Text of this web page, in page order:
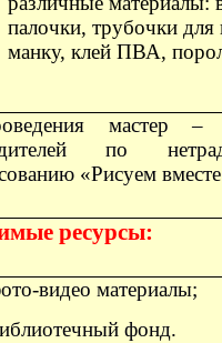
палочки, трубочки для
манку, клей ПВА,
мастер –
по
«Рисуем
ресурсы:
видео материалы;
фонд.